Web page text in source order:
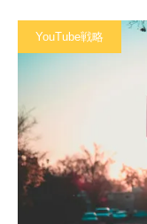
YouTube戦略